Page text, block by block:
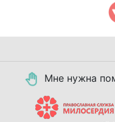
Мне нужна